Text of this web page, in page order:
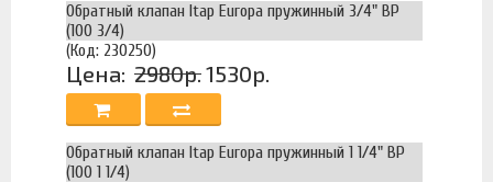
Обратный клапан Itap Europa пружинный 3/4" ВР
(100 3/4)
(Код: 230250)
Цена: 2980р.1530р.
Обратный клапан Itap Europa пружинный 1 1/4" ВР
(100 1 1/4)